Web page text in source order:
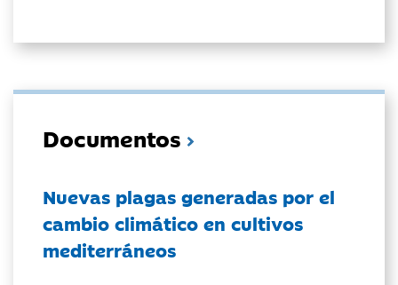
Documentos
Nuevas plagas generadas por el
cambio climático en cultivos
mediterráneos